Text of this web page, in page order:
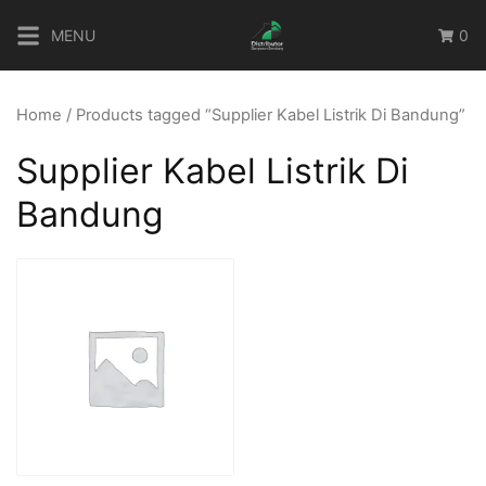
content
MENU 0
Home / Products tagged “Supplier Kabel Listrik Di Bandung”
Supplier Kabel Listrik Di
Bandung